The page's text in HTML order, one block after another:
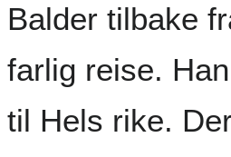
Balder tilbake
farlig reise.
til Hels rike.